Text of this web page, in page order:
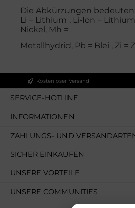
Die Abkürzungen
Li = Lithium , Li-Ion =
Nickel, Mh =
Metallhydrid, Pb = Blei , Zi =
Kostenloser Versand
SERVICE-HOTLINE
INFORMATIONEN
ZAHLUNGS- UND
SICHER EINKAUFEN
UNSERE VORTEILE
UNSERE COMMUNITIES